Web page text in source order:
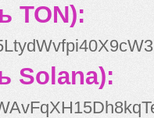
TON):
Solana):